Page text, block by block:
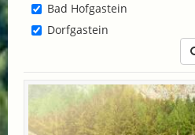
Bad Hofgastein
Dorfgastein